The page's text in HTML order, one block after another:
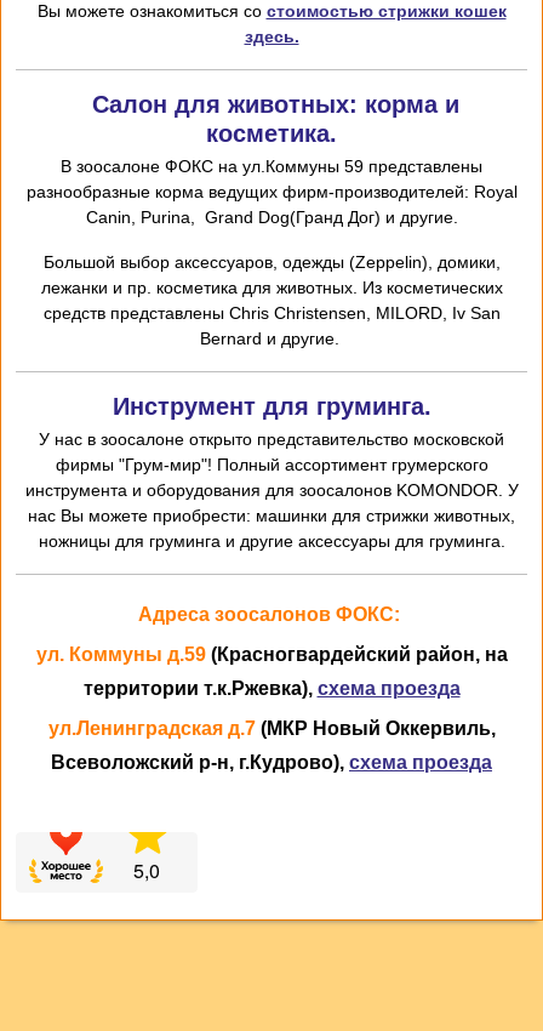
Вы можете ознакомиться со стоимостью стрижки кошек
здесь.
Салон для животных: корма и
косметика.
В зоосалоне ФОКС на ул.Коммуны 59 представлены
разнообразные корма ведущих фирм-производителей: Royal
Canin, Purina, Grand Dog(Гранд Дог) и другие.
Большой выбор аксессуаров, одежды (Zeppelin), домики,
лежанки и пр. косметика для животных. Из косметических
средств представлены ChrisChristensen, MILORD, Iv San
Bernard и другие.
Инструмент для груминга.
У нас в зоосалоне открыто представительство московской
фирмы "Грум-мир"! Полный ассортимент грумерского
инструмента и оборудования для зоосалонов KOMONDOR. У
нас Вы можете приобрести: машинки для стрижки животных,
ножницы для груминга и другие аксессуары для груминга.
Адреса зоосалонов ФОКС:
ул. Коммуны д.59 (Красногвардейский район, на
территории т.к.Ржевка), схема проезда
ул.Ленинградская д.7 (МКР Новый Оккервиль,
Всеволожский р-н, г.Кудрово), схема проезда